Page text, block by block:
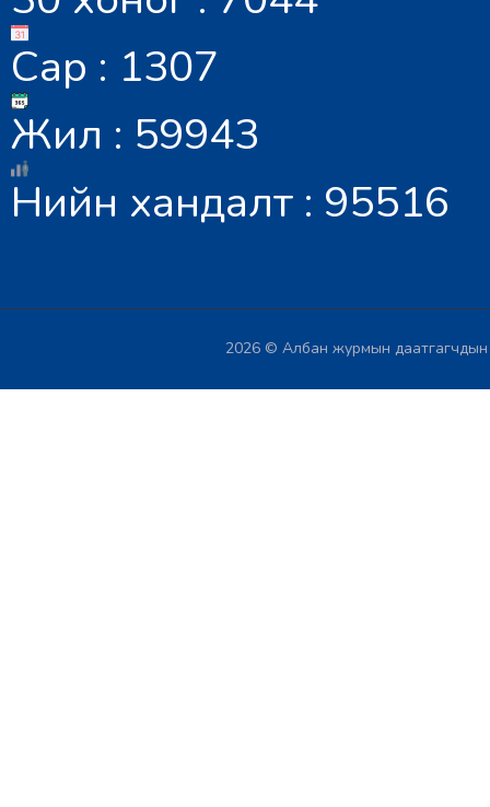
Сар : 1307
Жил : 59943
Нийн хандалт : 95516
2026 © Албан журмын даатгагчдын